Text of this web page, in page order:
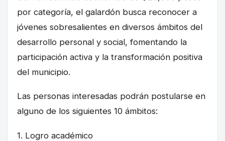
por categoría, el galardón busca reconocer a
jóvenes sobresalientes en diversos ámbitos del
desarrollo personal y social, fomentando la
participación activa y la transformación positiva
del municipio.
Las personas interesadas podrán postularse en
alguno de los siguientes 10 ámbitos:
1. Logro académico